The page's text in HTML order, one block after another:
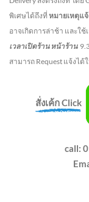
พิเศษได้ถึงที่ หมายเหตุแจ้
อาจเกิดการล่าช้า และใ
เวลาเปิดร้าน หน้าร้าน
สามารถ Request แจ้งไ
สั่งเค้ก Click
call: